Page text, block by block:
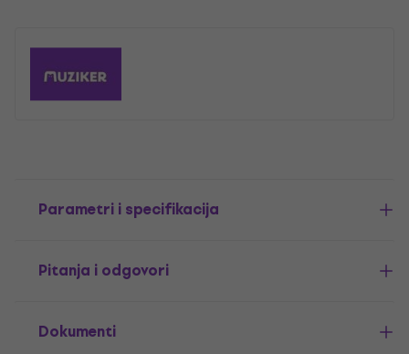
Parametri i specifikacija
Pitanja i odgovori
Dokumenti